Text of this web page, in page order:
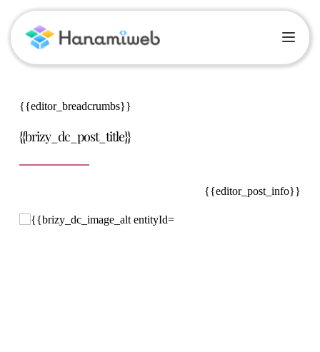
{{editor_breadcrumbs}}
{{brizy_dc_post_title}}
{{editor_post_info}}